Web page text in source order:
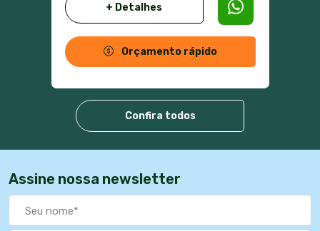
solos encharcados e "queima" com
a geada, recuperando em seguida.
+ Detalhes
Orçamento rápido
Confira todos
Assine nossa newsletter